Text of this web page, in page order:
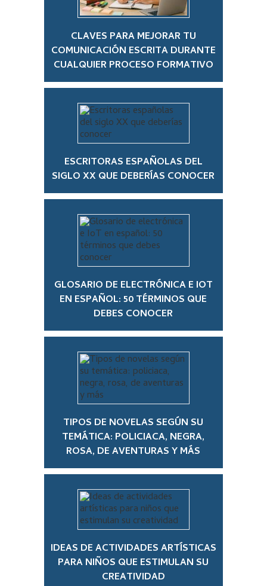
CLAVES PARA MEJORAR TU
COMUNICACIÓN ESCRITA DURANTE
CUALQUIER PROCESO FORMATIVO
ESCRITORAS ESPAÑOLAS DEL
SIGLO XX QUE DEBERÍAS CONOCER
GLOSARIO DE ELECTRÓNICA E IOT
EN ESPAÑOL: 50 TÉRMINOS QUE
DEBES CONOCER
TIPOS DE NOVELAS SEGÚN SU
TEMÁTICA: POLICIACA, NEGRA,
ROSA, DE AVENTURAS Y MÁS
IDEAS DE ACTIVIDADES ARTÍSTICAS
PARA NIÑOS QUE ESTIMULAN SU
CREATIVIDAD